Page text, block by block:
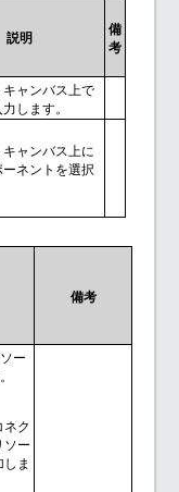
説明
備
考
キャンバス上で
します。
ャンバス上に
ネントを選択
備考
ー
ク
ソー
ま